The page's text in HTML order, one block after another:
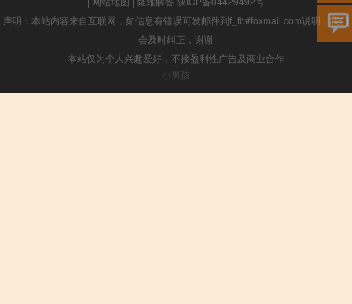
声明：本站内容来自互联网，如信息有错误可发邮件到f_fb#foxmail.com说明，我们
会及时纠正，谢谢
本站仅为个人兴趣爱好，不接盈利性广告及商业合作
小男孩